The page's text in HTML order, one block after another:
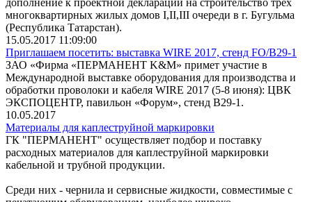
многоквартирных жилых домов I,II,III очереди в г. Бугульма
(Республика Татарстан).
15.05.2017 11:09:00
Приглашаем посетить: выставка WIRE 2017, стенд FO/B29-1
ЗАО «Фирма «ПЕРМАНЕНТ K&M» примет участие в
Международной выставке оборудования для производства и
обработки проволоки и кабеля WIRE 2017 (5-8 июня): ЦВК
ЭКСПОЦЕНТР, павильон «Форум», стенд B29-1.
10.05.2017
Материалы для каплеструйной маркировки
ГК "ПЕРМАНЕНТ" осуществляет подбор и поставку
расходных материалов для каплеструйной маркировки
кабельной и трубной продукции.
Среди них - чернила и сервисные жидкости, совместимые с